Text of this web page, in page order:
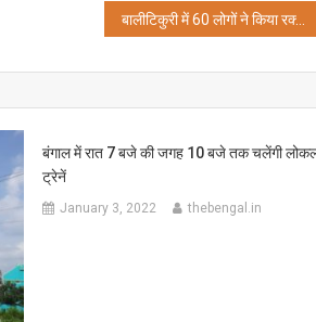
बालीटिकुरी में 60 लोगों ने किया रक्तदान
बंगाल में रात 7 बजे की जगह 10 बजे तक चलेंगी
ट्रेनें
January 3, 2022 thebengal.in